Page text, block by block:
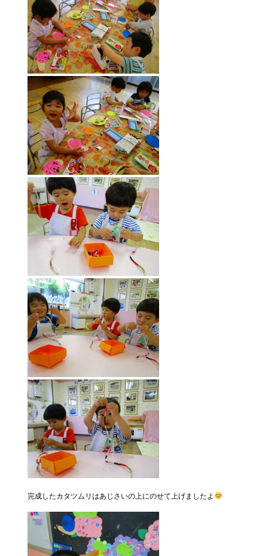
完成したカタツムリはあじさいの上にのせて上げましたよ